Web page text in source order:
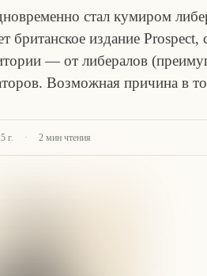
стал кумиром
британское издание
— от либералов
Возможная причина в
г. · 2 мин чтения